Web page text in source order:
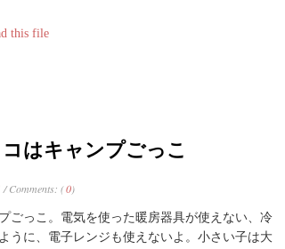
this file
はキャンプごっこ
/ Comments: (0)
ごっこ。電気を使った暖房器具が使えない、冷
うに、電子レンジも使えないよ。小さい子は大